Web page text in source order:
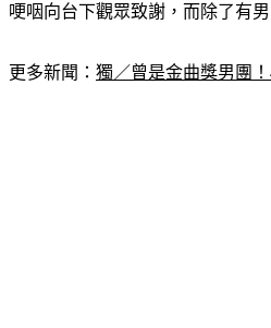
哽咽向台下觀眾致謝，而除了有
更多新聞： 獨／曾是金曲獎男團